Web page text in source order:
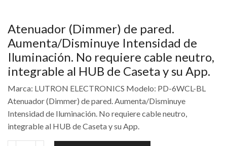
Atenuador (Dimmer) de pared.
Aumenta/Disminuye Intensidad de
Iluminación. No requiere cable neutro,
integrable al HUB de Caseta y su App.
Marca: LUTRON ELECTRONICS Modelo: PD-6WCL-BL
Atenuador (Dimmer) de pared. Aumenta/Disminuye
Intensidad de Iluminación. No requiere cable neutro,
integrable al HUB de Caseta y su App.